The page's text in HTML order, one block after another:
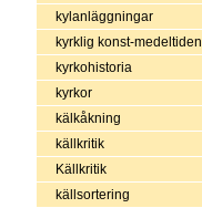
kylanläggningar
kyrklig konst-medeltiden
kyrkohistoria
kyrkor
kälkåkning
källkritik
Källkritik
källsortering